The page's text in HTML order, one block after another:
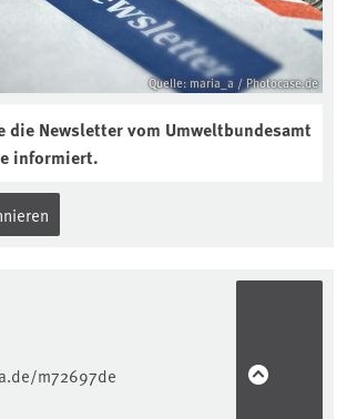
Quelle: maria_a / Photocase.de
die Newsletter vom Umweltbundesamt
informiert.
m72697de